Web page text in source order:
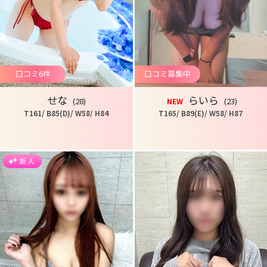
口コミ6件
せな (28)
T161/ B85(D)/ W58/ H84
口コミ募集中
NEW らいら (23)
T165/ B89(E)/ W58/ H87